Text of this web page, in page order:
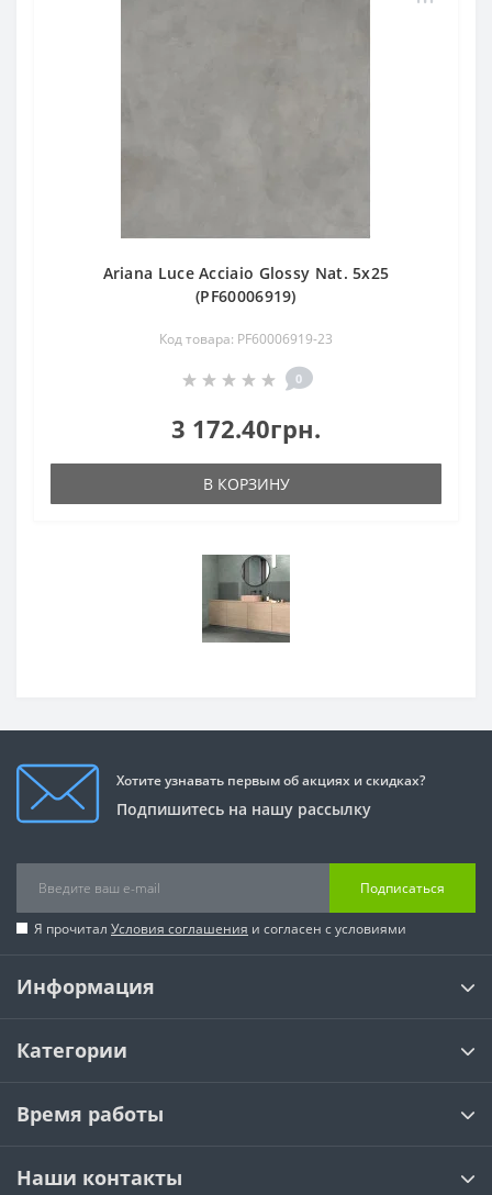
Ariana Luce Acciaio Glossy Nat. 5х25
(PF60006919)
Код товара: PF60006919-23
0
3 172.40грн.
В КОРЗИНУ
Хотите узнавать первым об акциях и скидках?
Подпишитесь на нашу рассылку
Подписаться
Я прочитал Условия соглашения и согласен с условиями
Информация
Категории
Время работы
Наши контакты